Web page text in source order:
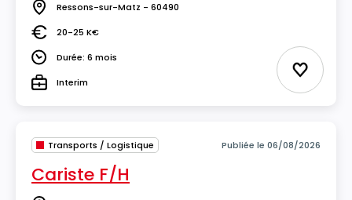
Lieu Ressons-sur-Matz - 60490
Salaire20-25 K€
DuréeDurée: 6 mois
TypeInterim Ajouter
Transports / Logistique Publiée le 06/08/2026
Cariste F/H